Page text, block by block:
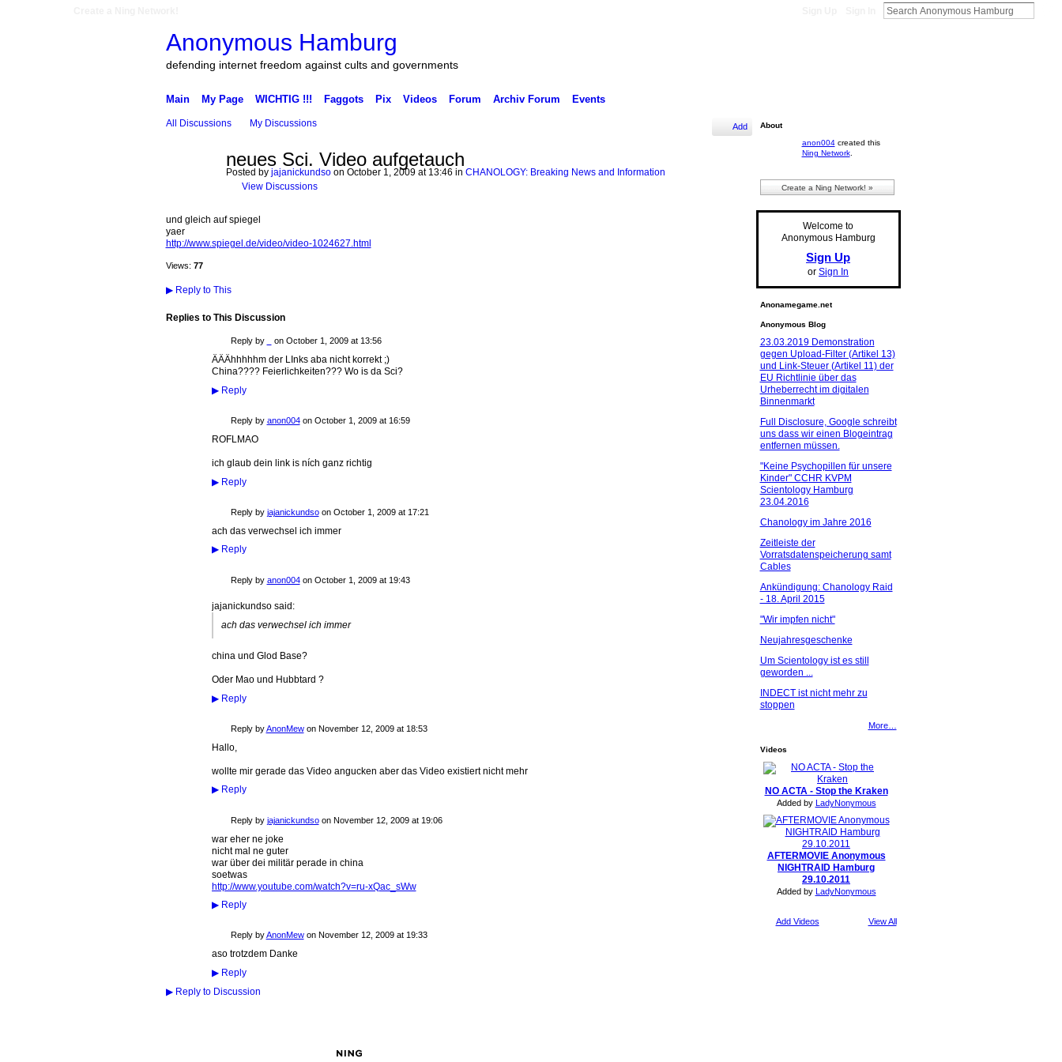
Anonymous Hamburg
defending internet freedom against cults and governments
Main My Page WICHTIG !!! Faggots Pix Videos Forum Archiv Forum Events
All Discussions My Discussions Add
neues Sci. Video aufgetauch
Posted by jajanickundsoon October 1, 2009 at 13:46 in CHANOLOGY: Breaking News and Information
View Discussions
und gleich auf spiegel
yaer
http://www.spiegel.de/video/video-1024627.html
Views: 77
▶Reply to This
Replies to This Discussion
Reply by on October 1, 2009 at 13:56
ÄÄÄhhhhhm der LInks aba nicht korrekt ;)
China???? Feierlichkeiten??? Wo is da Sci?
▶Reply
Reply by anon004on October 1, 2009 at 16:59
ROFLMAO
ich glaub dein link is ních ganz richtig
▶Reply
Reply by jajanickundsoon October 1, 2009 at 17:21
ach das verwechsel ich immer
▶Reply
Reply by anon004on October 1, 2009 at 19:43
jajanickundso said:
ach das verwechsel ich immer
china und Glod Base?
Oder Mao und Hubbtard ?
▶Reply
Reply byAnonMewon November 12, 2009 at 18:53
Hallo,
wollte mir gerade das Video angucken aber das Video existiert nicht mehr
▶Reply
Reply by jajanickundsoon November 12, 2009 at 19:06
war eher ne joke
nicht mal ne guter
war über dei militär perade in china
soetwas
http://www.youtube.com/watch?v=ru-xQac_sWw
▶Reply
Reply byAnonMewon November 12, 2009 at 19:33
aso trotzdem Danke
▶Reply
▶Reply to Discussion
About
anon004created this
Ning Network.
Create a Ning Network! »
Welcome to
Anonymous Hamburg
Sign Up
or Sign In
Anonamegame.net
Anonymous Blog
23.03.2019 Demonstration
gegen Upload-Filter (Artikel 13)
und Link-Steuer (Artikel 11) der
EU Richtlinie über das
Urheberrecht im digitalen
Binnenmarkt
Full Disclosure, Google schreibt
uns dass wir einen Blogeintrag
entfernen müssen.
"Keine Psychopillen für unsere
Kinder" CCHR KVPM
Scientology Hamburg
23.04.2016
Chanology im Jahre 2016
Zeitleiste der
Vorratsdatenspeicherung samt
Cables
Ankündigung: Chanology Raid
- 18. April 2015
"Wir impfen nicht"
Neujahresgeschenke
Um Scientology ist es still
geworden ...
INDECT ist nicht mehr zu
stoppen
More…
Videos
NO ACTA - Stop the Kraken
Added by LadyNonymous
AFTERMOVIE Anonymous
NIGHTRAID Hamburg
29.10.2011
Added by LadyNonymous
Add Videos View All